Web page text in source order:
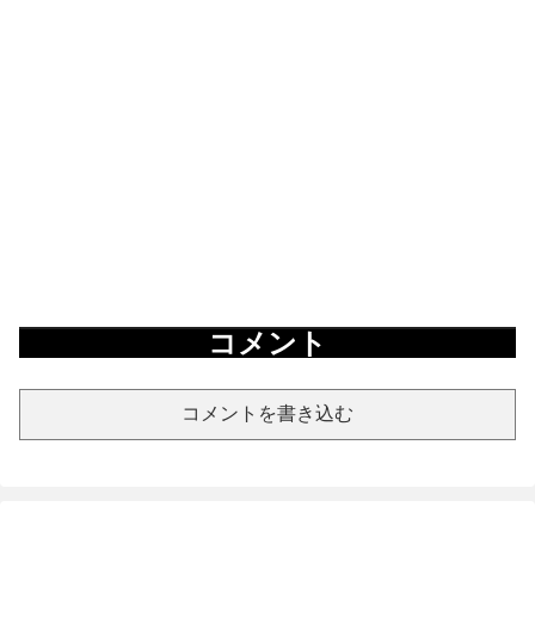
コメント
コメントを書き込む